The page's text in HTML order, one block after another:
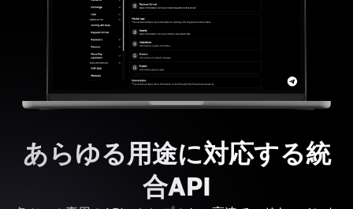
あらゆる用途に対応する統
合API